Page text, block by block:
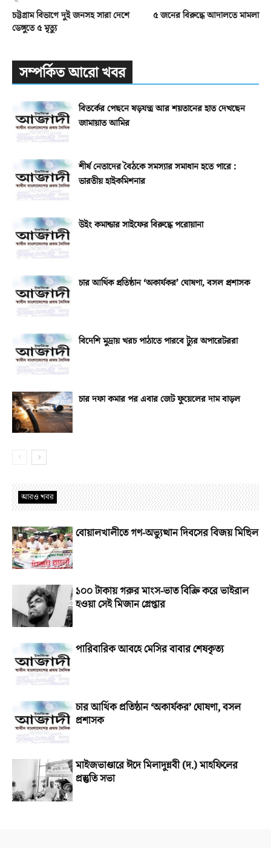
চট্টগ্রাম বিভাগে দুই জনসহ সারা দেশে
ডেঙ্গুতে ৫ মৃত্যু
৫ জনের বিরুদ্ধে আদালতে মামলা
সম্পর্কিত আরো খবর
বিতর্কের পেছনে ষড়যন্ত্র আর শয়তানের হাত দেখছেন
জামায়াত আমির
শীর্ষ নেতাদের বৈঠকে সমস্যার সমাধান হতে পারে :
ভারতীয় হাইকমিশনার
উইং কমান্ডার সাইফের বিরুদ্ধে পরোয়ানা
চার আর্থিক প্রতিষ্ঠান ‘অকার্যকর’ ঘোষণা, বসল প্রশাসক
বিদেশি মুদ্রায় খরচ পাঠাতে পারবে ট্যুর অপারেটররা
চার দফা কমার পর এবার জেট ফুয়েলের দাম বাড়ল
আরও খবর
বোয়ালখালীতে গণ-অভ্যুত্থান দিবসের বিজয় মিছিল
১০০ টাকায় গরুর মাংস-ভাত বিক্রি করে ভাইরাল
হওয়া সেই মিজান গ্রেপ্তার
পারিবারিক আবহে মেসির বাবার শেষকৃত্য
চার আর্থিক প্রতিষ্ঠান ‘অকার্যকর’ ঘোষণা, বসল
প্রশাসক
মাইজভাণ্ডারে ঈদে মিলাদুন্নবী (দ.) মাহফিলের
প্রস্তুতি সভা